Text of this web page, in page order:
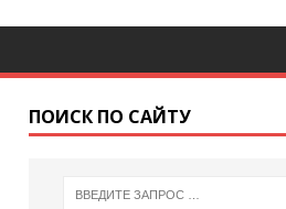
ПОИСК ПО САЙТУ